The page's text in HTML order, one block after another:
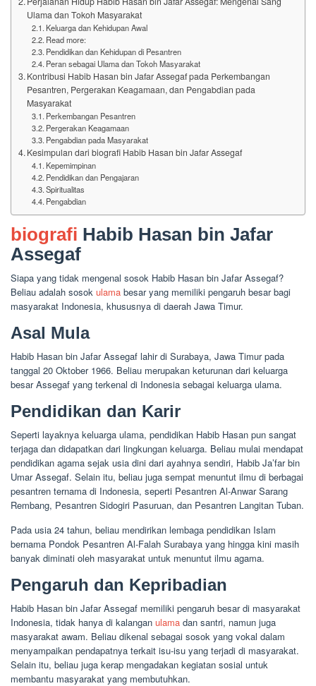
Ulama dan Tokoh Masyarakat
Keluarga dan Kehidupan Awal
Read more:
Pendidikan dan Kehidupan di Pesantren
Peran sebagai Ulama dan Tokoh Masyarakat
Kontribusi Habib Hasan bin Jafar Assegaf pada Perkembangan
Pesantren, Pergerakan Keagamaan, dan Pengabdian pada
Masyarakat
Perkembangan Pesantren
Pergerakan Keagamaan
Pengabdian pada Masyarakat
Kesimpulan dari biografi Habib Hasan bin Jafar Assegaf
Kepemimpinan
Pendidikan dan Pengajaran
Spiritualitas
Pengabdian
biografi Habib Hasan bin Jafar
Assegaf
Siapa yang tidak mengenal sosok Habib Hasan bin Jafar Assegaf?
Beliau adalah sosok ulama besar yang memiliki pengaruh besar bagi
masyarakat Indonesia, khususnya di daerah Jawa Timur.
Asal Mula
Habib Hasan bin Jafar Assegaf lahir di Surabaya, Jawa Timur pada
tanggal 20 Oktober 1966. Beliau merupakan keturunan dari keluarga
besar Assegaf yang terkenal di Indonesia sebagai keluarga ulama.
Pendidikan dan Karir
Seperti layaknya keluarga ulama, pendidikan Habib Hasan pun sangat
terjaga dan didapatkan dari lingkungan keluarga. Beliau mulai mendapat
pendidikan agama sejak usia dini dari ayahnya sendiri, Habib Ja’far bin
Umar Assegaf. Selain itu, beliau juga sempat menuntut ilmu di berbagai
pesantren ternama di Indonesia, seperti Pesantren Al-Anwar Sarang
Rembang, Pesantren Sidogiri Pasuruan, dan Pesantren Langitan Tuban.
Pada usia 24 tahun, beliau mendirikan lembaga pendidikan Islam
bernama Pondok Pesantren Al-Falah Surabaya yang hingga kini masih
banyak diminati oleh masyarakat untuk menuntut ilmu agama.
Pengaruh dan Kepribadian
Habib Hasan bin Jafar Assegaf memiliki pengaruh besar di masyarakat
Indonesia, tidak hanya di kalangan ulama dan santri, namun juga
masyarakat awam. Beliau dikenal sebagai sosok yang vokal dalam
menyampaikan pendapatnya terkait isu-isu yang terjadi di masyarakat.
Selain itu, beliau juga kerap mengadakan kegiatan sosial untuk
membantu masyarakat yang membutuhkan.